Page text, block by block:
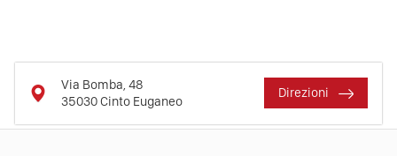
35030Cinto Euganeo
Direzioni